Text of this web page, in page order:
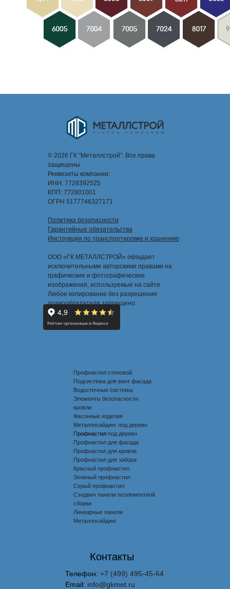
© 2026 ГК "Металлстрой". Все права
защищены.
Реквизиты компании:
ИНН: 7728392525
КПП: 772801001
ОГРН 5177746327171
Политика безопасности
Гарантийные обязательства
Инструкция по транспортировке и хранению
ООО «ГК МЕТАЛЛСТРОЙ» обладает
исключительными авторскими правами на
графические и фотографические
изображения, используемые на сайте.
Любое копирование без разрешения
правообладателя запрещено.
Профнастил стеновой
Подсистема для вент фасада
Водосточные системы
Элементы безопасности
кровли
Фасонные изделия
Металлосайдинг под дерево
Профнастил под дерево
Профнастил
Профнастил для фасада
Профнастил для кровли
Профнастил для забора
Красный профнастил
Зеленый профнастил
Серый профнастил
Сэндвич панели поэлементной
сборки
Линеарные панели
Металлосайдинг
Телефон: +7 (499) 495-45-64
Email: info@gkmet.ru
Контакты